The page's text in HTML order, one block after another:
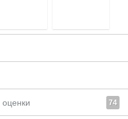
оценки 74